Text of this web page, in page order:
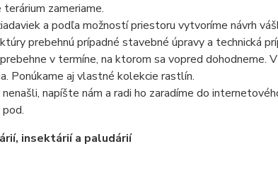
zameriame.
a podľa možností priestoru vytvoríme návrh
prebehnú prípadné stavebné úpravy a technická
v termíne, na ktorom sa vopred dohodneme.
Ponúkame aj vlastné kolekcie rastlín.
napíšte nám a radi ho zaradíme do
insektárií a paludárií